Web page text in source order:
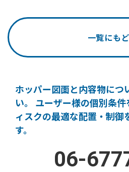
一覧にも
ホッパー図面と内容物につ
い。
ユーザー様の個別条
ィスクの最適な配置・制御
す。
06-